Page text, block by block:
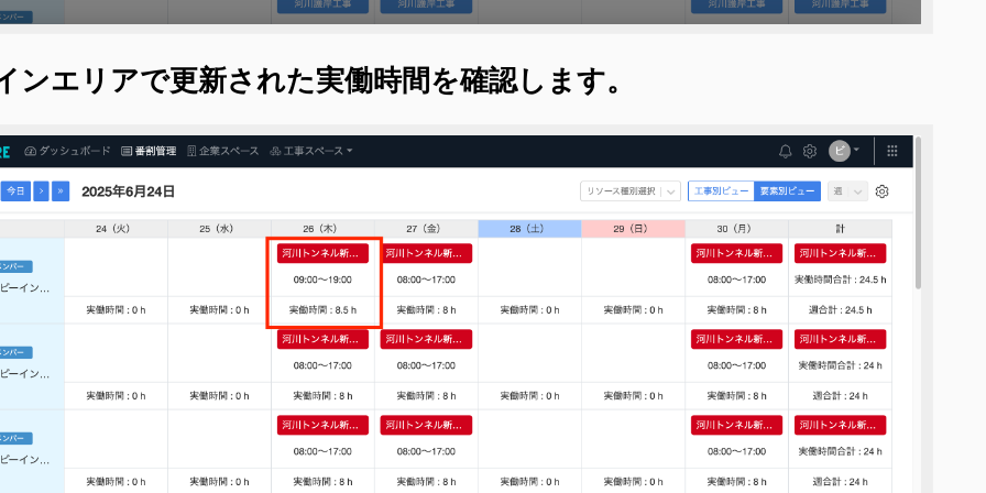
ンエリアで更新された実働時間を確認します。